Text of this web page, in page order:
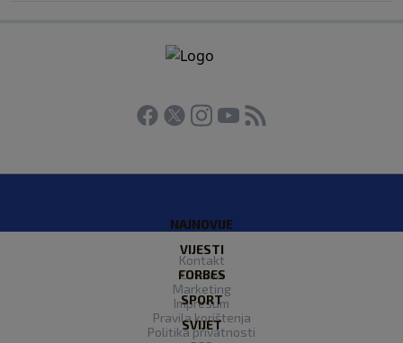
NAJNOVIJE
VIJESTI
FORBES
SPORT
SVIJET
Kontakt
O nama
Marketing
Impresum
Pravila korištenja
Politika privatnosti